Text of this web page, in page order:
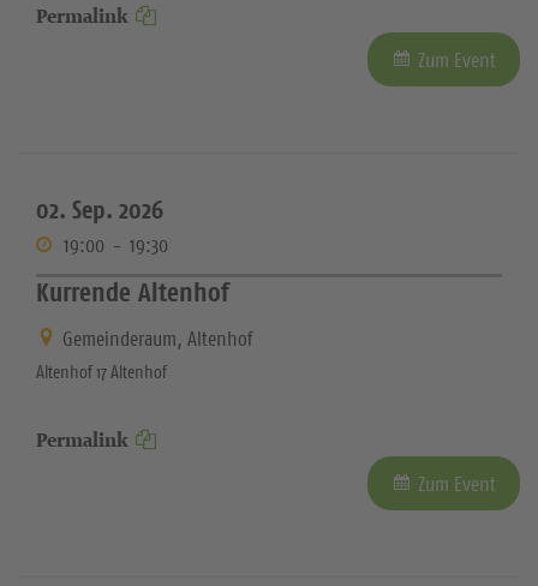
Permalink
Zum Event
02. Sep. 2026
19:00 - 19:30
Kurrende Altenhof
Gemeinderaum, Altenhof
Altenhof 17 Altenhof
Permalink
Zum Event